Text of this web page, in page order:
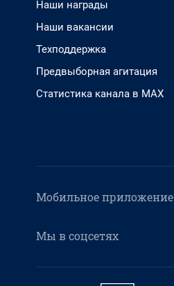
Наши награды
Наши вакансии
Техподдержка
Предвыборная агитация
Статистика канала в MAX
Мобильное приложение
Мы в соцсетях